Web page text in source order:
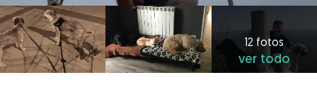
12 fotos
ver todo